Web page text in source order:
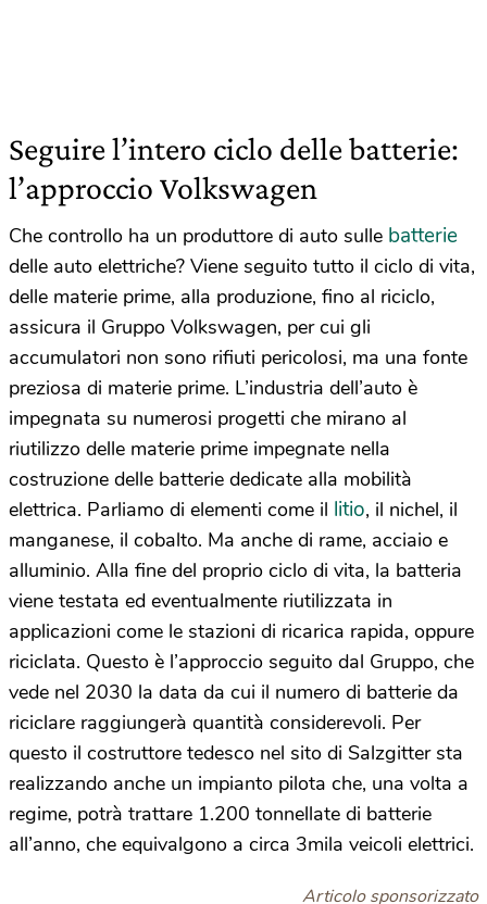
Seguire l’intero ciclo delle batterie:
l’approccio Volkswagen
Che controllo ha un produttore di auto sulle batterie
delle auto elettriche? Viene seguito tutto il ciclo di vita,
delle materie prime, alla produzione, fino al riciclo,
assicura il Gruppo Volkswagen, per cui gli
accumulatori non sono rifiuti pericolosi, ma una fonte
preziosa di materie prime. L’industria dell’auto è
impegnata su numerosi progetti che mirano al
riutilizzo delle materie prime impegnate nella
costruzione delle batterie dedicate alla mobilità
elettrica. Parliamo di elementi come il litio, il nichel, il
manganese, il cobalto. Ma anche di rame, acciaio e
alluminio. Alla fine del proprio ciclo di vita, la batteria
viene testata ed eventualmente riutilizzata in
applicazioni come le stazioni di ricarica rapida, oppure
riciclata. Questo è l’approccio seguito dal Gruppo, che
vede nel 2030 la data da cui il numero di batterie da
riciclare raggiungerà quantità considerevoli. Per
questo il costruttore tedesco nel sito di Salzgitter sta
realizzando anche un impianto pilota che, una volta a
regime, potrà trattare 1.200 tonnellate di batterie
all’anno, che equivalgono a circa 3mila veicoli elettrici.
Articolo sponsorizzato